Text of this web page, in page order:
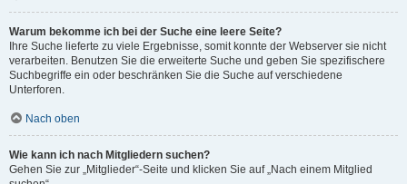
Warum bekomme ich bei der Suche eine leere Seite?
Ihre Suche lieferte zu viele Ergebnisse, somit konnte der Webserver sie nicht
verarbeiten. Benutzen Sie die erweiterte Suche und geben Sie spezifischere
Suchbegriffe ein oder beschränken Sie die Suche auf verschiedene
Unterforen.
Nach oben
Wie kann ich nach Mitgliedern suchen?
Gehen Sie zur „Mitglieder“-Seite und klicken Sie auf „Nach einem Mitglied